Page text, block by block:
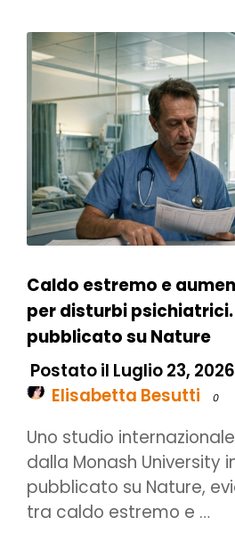
Caldo estremo e
per disturbi
pubblicato su Nature
Postato il Luglio 23, 2026
Elisabetta Besutti
0
Uno studio
dalla Monash University
pubblicato su Nature,
tra caldo estremo e …